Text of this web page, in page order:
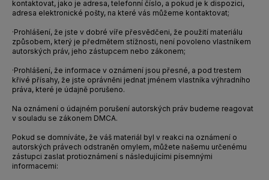
kontaktovat, jako je adresa, telefonní číslo, a pokud je k dispozici,
adresa elektronické pošty, na které vás můžeme kontaktovat;
·Prohlášení, že jste v dobré víře přesvědčeni, že použití materiálu
způsobem, který je předmětem stížnosti, není povoleno vlastníkem
autorských práv, jeho zástupcem nebo zákonem;
·Prohlášení, že informace v oznámení jsou přesné, a pod trestem
křivé přísahy, že jste oprávněni jednat jménem vlastníka výhradního
práva, které je údajně porušeno.
Na oznámení o údajném porušení autorských práv budeme reagovat
v souladu se zákonem DMCA.
Pokud se domníváte, že váš materiál byl v reakci na oznámení o
autorských právech odstraněn omylem, můžete našemu určenému
zástupci zaslat protioznámení s následujícími písemnými
informacemi: